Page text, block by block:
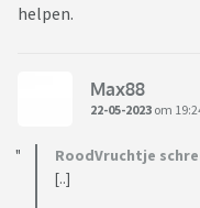
helpen.
Max88
22-05-2023 om
RoodVruchtje
[..]